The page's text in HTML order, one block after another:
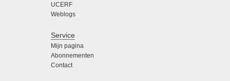
UCERF
Weblogs
Service
Mijn pagina
Abonnementen
Contact